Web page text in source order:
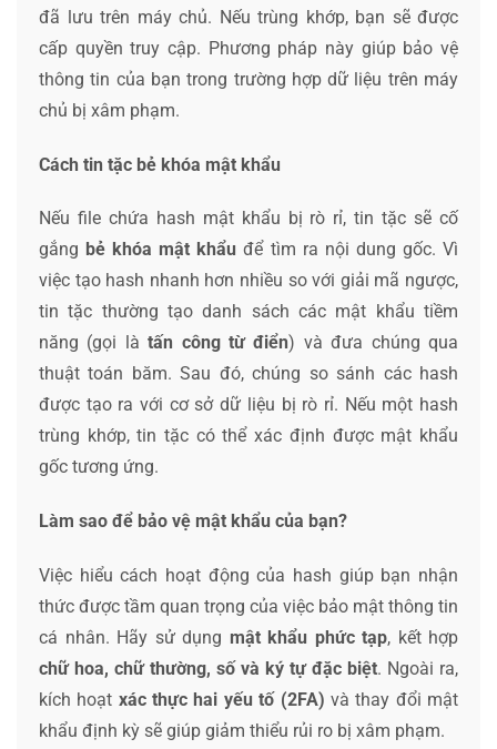
đã lưu trên máy chủ. Nếu trùng khớp, bạn sẽ được
cấp quyền truy cập. Phương pháp này giúp bảo vệ
thông tin của bạn trong trường hợp dữ liệu trên máy
chủ bị xâm phạm.
Cách tin tặc bẻ khóa mật khẩu
Nếu file chứa hash mật khẩu bị rò rỉ, tin tặc sẽ cố
gắng bẻ khóa mật khẩu để tìm ra nội dung gốc. Vì
việc tạo hash nhanh hơn nhiều so với giải mã ngược,
tin tặc thường tạo danh sách các mật khẩu tiềm
năng (gọi làtấn công từ điển) và đưa chúng qua
thuật toán băm. Sau đó, chúng so sánh các hash
được tạo ra với cơ sở dữ liệu bị rò rỉ. Nếu một hash
trùng khớp, tin tặc có thể xác định được mật khẩu
gốc tương ứng.
Làm sao để bảo vệ mật khẩu của bạn?
Việc hiểu cách hoạt động của hash giúp bạn nhận
thức được tầm quan trọng của việc bảo mật thông tin
cá nhân. Hãy sử dụng mật khẩu phức tạp, kết hợp
chữ hoa, chữ thường, số và ký tự đặc biệt. Ngoài ra,
kích hoạt xác thực hai yếu tố (2FA) và thay đổi mật
khẩu định kỳ sẽ giúp giảm thiểu rủi ro bị xâm phạm.